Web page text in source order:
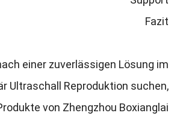
Fazit
einer zuverlässigen Lösung im
Ultraschall Reproduktion suchen,
von Zhengzhou Boxianglai